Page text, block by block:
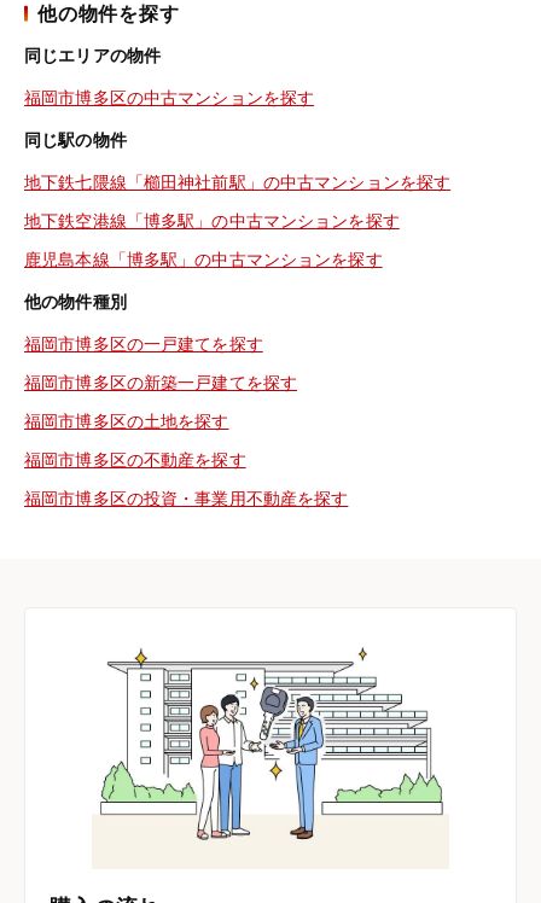
他の物件を探す
同じエリアの物件
福岡市博多区の中古マンションを探す
同じ駅の物件
地下鉄七隈線「櫛田神社前駅」の中古マンションを探す
地下鉄空港線「博多駅」の中古マンションを探す
鹿児島本線「博多駅」の中古マンションを探す
他の物件種別
福岡市博多区の一戸建てを探す
福岡市博多区の新築一戸建てを探す
福岡市博多区の土地を探す
福岡市博多区の不動産を探す
福岡市博多区の投資・事業用不動産を探す